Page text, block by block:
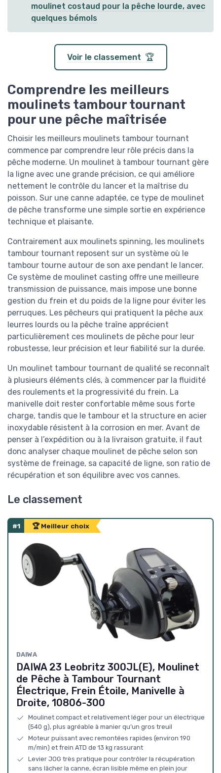
moulinet costaud pour la pêche lourde, avec
quelques bémols
Voir le classement 🏆
Comprendre les meilleurs
moulinets tambour tournant
pour une pêche maîtrisée
Choisir les meilleurs moulinets tambour tournant
commence par comprendre leur rôle précis dans la
pêche moderne. Un moulinet à tambour tournant gère
la ligne avec une grande précision, ce qui améliore
nettement le contrôle du lancer et la maîtrise du
poisson. Sur une canne adaptée, ce type de moulinet
de pêche transforme une simple sortie en expérience
technique et plaisante.
Contrairement aux moulinets spinning, les moulinets
tambour tournant reposent sur un système où le
tambour tourne autour de son axe pendant le lancer.
Ce système de moulinet casting offre une meilleure
transmission de puissance, mais impose une bonne
gestion du frein et du poids de la ligne pour éviter les
perruques. Les pêcheurs qui pratiquent la pêche aux
leurres lourds ou la pêche traîne apprécient
particulièrement ces moulinets de pêche pour leur
robustesse, leur précision et leur fiabilité sur la durée.
Un moulinet tambour tournant de qualité se reconnaît
à plusieurs éléments clés, à commencer par la fluidité
des roulements et la progressivité du frein. La
manivelle doit rester confortable même sous forte
charge, tandis que le tambour et la structure en acier
inoxydable résistent à la corrosion en mer. Avant de
penser à l’expédition ou à la livraison gratuite, il faut
donc analyser chaque moulinet de pêche selon son
système de freinage, sa capacité de ligne, son ratio de
récupération et son équilibre avec vos cannes.
Le classement
#1 🏆 Meilleur choix
DAIWA
DAIWA 23 Leobritz 300JL(E), Moulinet
de Pêche à Tambour Tournant
Électrique, Frein Étoile, Manivelle à
Droite, 10806-300
Moulinet compact et relativement léger pour un électrique
(540 g), plus agréable à manier qu’un gros treuil
Moteur puissant avec remontées rapides (environ 190
m/min) et frein ATD de 13 kg rassurant
Levier JOG très pratique pour contrôler la récupération
sans lâcher la canne, écran lisible même en plein jour